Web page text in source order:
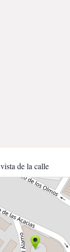
vista de la calle